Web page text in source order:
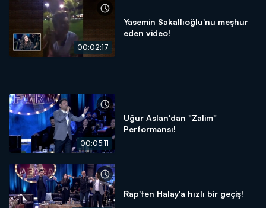
00:02:17
Yasemin Sakallıoğlu'nu meşhur
eden video!
00:05:11
Uğur Aslan'dan "Zalim"
Performansı!
Rap'ten Halay'a hızlı bir geçiş!